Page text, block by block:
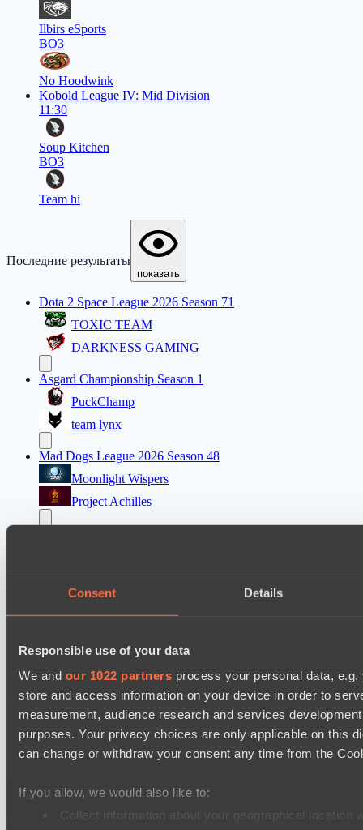
Consent Details
Responsible use of your data
We and our 1022 partners process your personal data,
store and access information on your device in order to
measurement, audience research and services
purposes. Your privacy choices are only applicable on this
can change or withdraw your consent any time from the
If you allow, we would also like to:
Collect information about your geographical
Ilbirs eSports
BO3
No Hoodwink
Kobold League IV: Mid Division
11:30
Soup Kitchen
BO3
Team hi
Последние результаты
показать
Dota 2 Space League 2026 Season 71
TOXIC TEAM
DARKNESS GAMING
Asgard Championship Season 1
PuckChamp
team lynx
Mad Dogs League 2026 Season 48
Moonlight Wispers
Project Achilles
Nemiga Gaming
Mad Dogs League 2026 Season 48
Freedom Fighters Team
Prime Legion
Destiny League 2026 Season 48
The Last Titan
Riftwalkers